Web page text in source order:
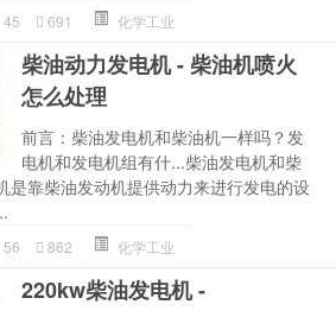
45 691 化学工业
柴油动力发电机 - 柴油机喷火
怎么处理
前言：柴油发电机和柴油机一样吗？发
电机和发电机组有什...柴油发电机和柴
是靠柴油发动机提供动力来进行发电的设
56 862 化学工业
220kw柴油发电机 -